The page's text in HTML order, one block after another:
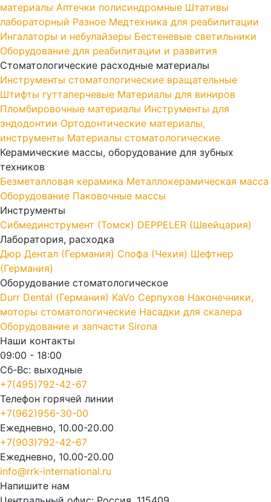
материалы Аптечки полисиндромные Штативы
лабораторный Разное Медтехника для реабилитации
Ингалаторы и небулайзеры Бестеневые светильники
Оборудование для реабилитации и развития
Стоматологические расходные материалы
Инструменты стоматологические вращательные
Штифты гуттаперчевые Материалы для виниров
Пломбировочные материалы Инструменты для
эндодонтии Ортодонтические материалы,
инструменты Материалы стоматологические
Керамические массы, оборудование для зубных
техников
Безметалловая керамика Металлокерамическая масса
Оборудование Паковочные массы
Инструменты
Cибмединструмент (Томск) DEPPELER (Швейцария)
Лаборатория, расходка
Дюр Дентал (Германия) Спофа (Чехия) Шефтнер
(Германия)
Оборудование стоматологическое
Durr Dental (Германия) KaVo Серпухов Наконечники,
моторы стоматологические Насадки для скалера
Оборудование и запчасти Sirona
Наши контакты
09:00 - 18:00
Сб-Вс: выходные
+7(495)792-42-67
Телефон горячей линии
+7(962)956-30-00
Ежедневно, 10.00-20.00
+7(903)792-42-67
Ежедневно, 10.00-20.00
info@rrk-international.ru
Напишите нам